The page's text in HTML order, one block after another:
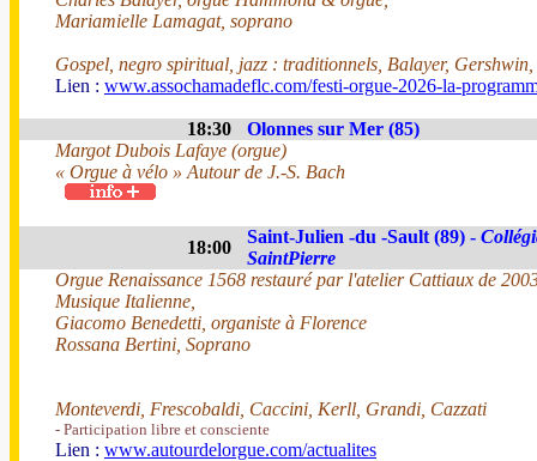
Mariamielle Lamagat, soprano
Gospel, negro spiritual, jazz : traditionnels, Balayer, Gershwin,
Lien : www.assochamadeflc.com/festi-orgue-2026-la-
18:30
Olonnes sur Mer (85)
Margot Dubois Lafaye (orgue)
« Orgue à vélo » Autour de J.-S. Bach
18:00
Saint-Julien -du -Sault (89) -
SaintPierre
Orgue Renaissance 1568 restauré par l'atelier Cattiaux de
Musique Italienne,
Giacomo Benedetti, organiste à Florence
Rossana Bertini, Soprano
Monteverdi, Frescobaldi, Caccini, Kerll, Grandi, Cazzati
- Participation libre et consciente
Lien : www.autourdelorgue.com/actualites